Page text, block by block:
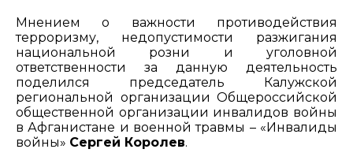
Мнением о важности противодействия
терроризму, недопустимости разжигания
национальной розни и уголовной
ответственности за данную деятельность
поделился председатель Калужской
региональной организации Общероссийской
общественной организации инвалидов войны
в Афганистане и военной травмы – «Инвалиды
войны» Сергей Королев.